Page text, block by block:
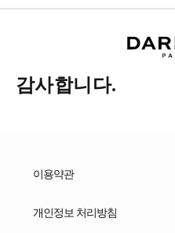
감사합니다.
이용약관
개인정보 처리방침